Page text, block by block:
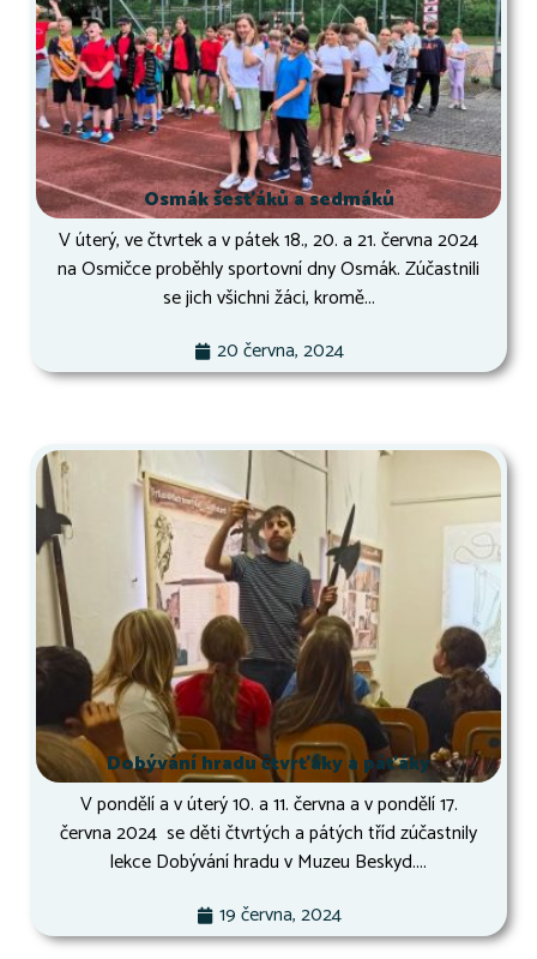
Osmák šesťáků a sedmáků
V úterý, ve čtvrtek a v pátek 18., 20. a 21. června 2024
na Osmičce proběhly sportovní dny Osmák. Zúčastnili
se jich všichni žáci, kromě...
20 června, 2024
Dobývání hradu čtvrťáky a páťáky
V pondělí a v úterý 10. a 11. června a v pondělí 17.
června 2024 se děti čtvrtých a pátých tříd zúčastnily
lekce Dobývání hradu v Muzeu Beskyd....
19 června, 2024